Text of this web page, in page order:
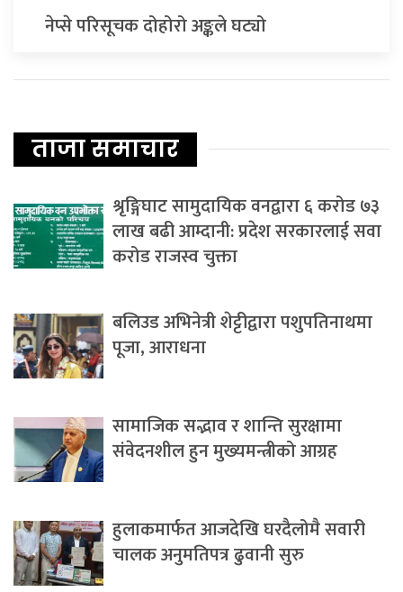
नेप्से परिसूचक दोहोरो अङ्कले घट्यो
ताजा समाचार
श्रृङ्गिघाट सामुदायिक वनद्वारा ६ करोड ७३
लाख बढी आम्दानी: प्रदेश सरकारलाई सवा
करोड राजस्व चुक्ता
बलिउड अभिनेत्री शेट्टीद्वारा पशुपतिनाथमा
पूजा, आराधना
सामाजिक सद्भाव र शान्ति सुरक्षामा
संवेदनशील हुन मुख्यमन्त्रीको आग्रह
हुलाकमार्फत आजदेखि घरदैलोमै सवारी
चालक अनुमतिपत्र ढुवानी सुरु